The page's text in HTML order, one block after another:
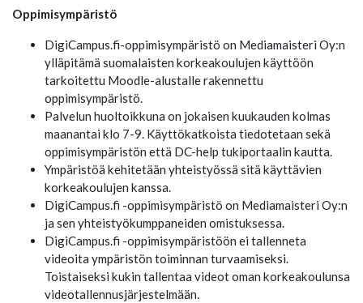
Oppimisympäristö
DigiCampus.fi-oppimisympäristö on Mediamaisteri Oy:n
ylläpitämä suomalaisten korkeakoulujen käyttöön
tarkoitettu Moodle-alustalle rakennettu
oppimisympäristö.
Palvelun huoltoikkuna on jokaisen kuukauden kolmas
maanantai klo 7-9. Käyttökatkoista tiedotetaan sekä
oppimisympäristön että DC-help tukiportaalin kautta.
Ympäristöä kehitetään yhteistyössä sitä käyttävien
korkeakoulujen kanssa.
DigiCampus.fi -oppimisympäristö on Mediamaisteri Oy:n
ja sen yhteistyökumppaneiden omistuksessa.
DigiCampus.fi -oppimisympäristöön ei tallenneta
videoita ympäristön toiminnan turvaamiseksi.
Toistaiseksi kukin tallentaa videot oman korkeakoulunsa
videotallennusjärjestelmään.